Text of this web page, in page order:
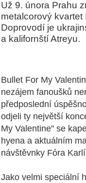
Už 9. února Prahu
metalcorový kvartet
Doprovodí je
a kalifornští Atreyu.
Bullet For My
nezájem fanoušků
předposlední
odjeli ty největší
My Valentine" se
hyena a aktuálním
návštěvnky Fóra
Jako velmi speciální